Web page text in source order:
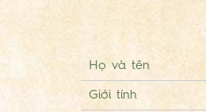
Họ và tên
Giới tính